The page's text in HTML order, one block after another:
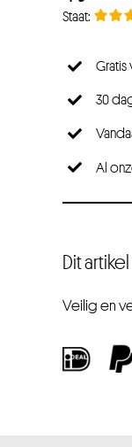
30
Al
Dit
Veilig en